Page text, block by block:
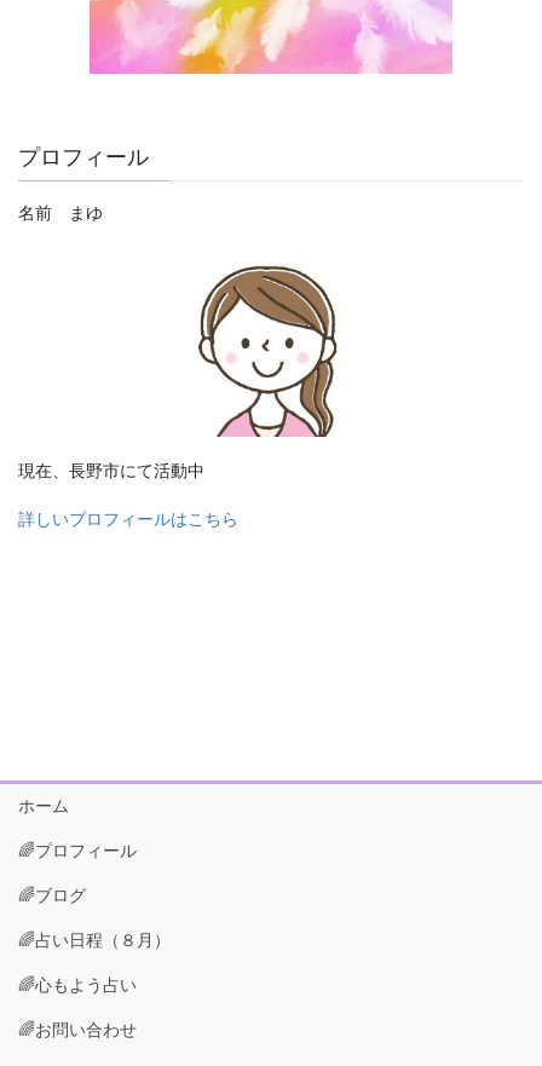
プロフィール
名前 まゆ
現在、長野市にて活動中
詳しいプロフィールはこちら
ホーム
🌈プロフィール
🌈ブログ
🌈占い日程（８月）
🌈心もよう占い
🌈お問い合わせ